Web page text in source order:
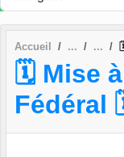
Accueil
🗓 Mise
Fédéral